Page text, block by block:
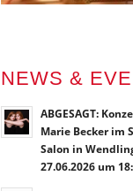
NEWS &
ABGESAGT:
Marie Becker im
Salon in
27.06.2026 um